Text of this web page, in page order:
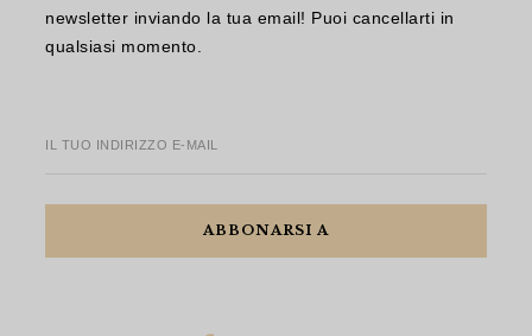
newsletter inviando la tua email! Puoi cancellarti in
qualsiasi momento.
IL TUO INDIRIZZO E-MAIL